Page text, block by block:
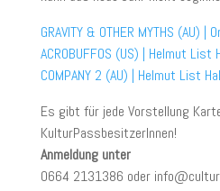
GRAVITY & OTHER MYTHS (AU) |
ACROBUFFOS (US) | Helmut List
COMPANY 2 (AU) | Helmut List
Es gibt für jede Vorstellung
KulturPassbesitzerInnen!
Anmeldung unter
0664 2131386 oder